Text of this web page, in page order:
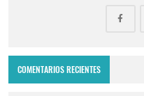
COMENTARIOS RECIENTES